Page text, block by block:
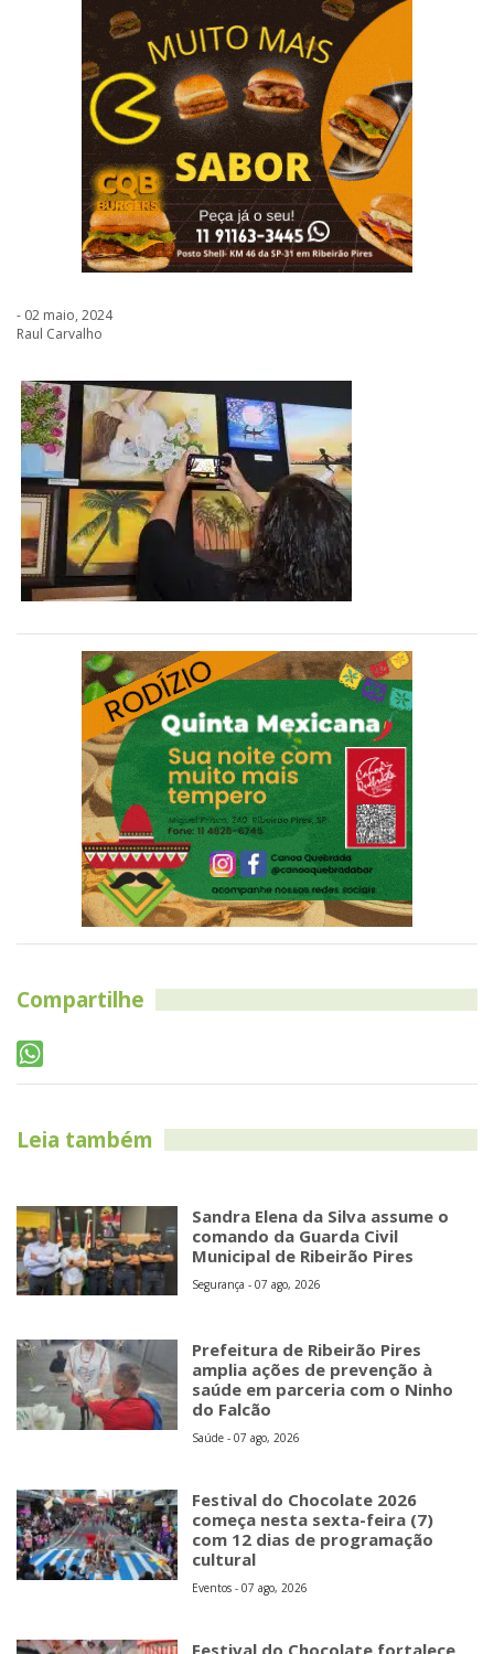
- 02 maio, 2024
Raul Carvalho
Compartilhe
Leia também
Sandra Elena da Silva assume o
comando da Guarda Civil
Municipal de Ribeirão Pires
Segurança - 07 ago, 2026
Prefeitura de Ribeirão Pires
amplia ações de prevenção à
saúde em parceria com o Ninho
do Falcão
Saúde - 07 ago, 2026
Festival do Chocolate 2026
começa nesta sexta-feira (7)
com 12 dias de programação
cultural
Eventos - 07 ago, 2026